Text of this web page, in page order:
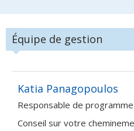
Équipe de gestion
Katia Panagopoulos
Responsable de programme
Conseil sur votre